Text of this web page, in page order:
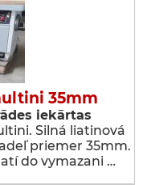
35mm
iekārtas
Silná liatinová
priemer 35mm.
do vymazani …